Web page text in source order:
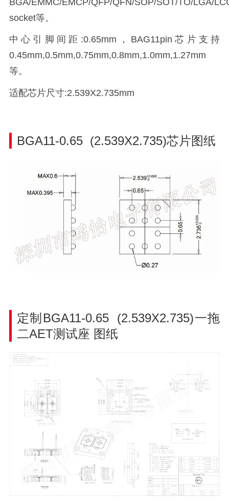
socket等。
中心引脚间距:0.65mm，BAG11pin芯片支持
0.45mm,0.5mm,0.75mm,0.8mm,1.0mm,1.27mm
等。
适配芯片尺寸:2.539X2.735mm
BGA11-0.65 (2.539X2.735)芯片图纸
定制BGA11-0.65 (2.539X2.735)一拖
二AET测试座 图纸